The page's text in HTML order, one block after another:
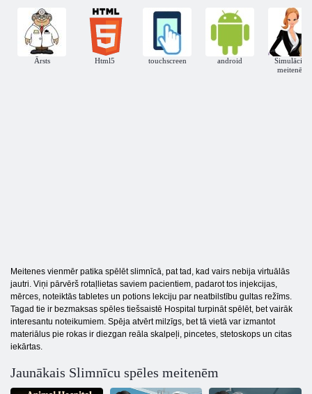
Ārsts Html5 touchscreen android
Simulācijas
meitenēm
Meitenes vienmēr patika spēlēt slimnīcā, pat tad, kad vairs nebija virtuālās
jautri. Viņi pārvērš rotaļlietas saviem pacientiem, padarot tos injekcijas,
mērces, noteiktās tabletes un potions lekciju par neatbilstību gultas režīms.
Tagad tie ir bezmaksas spēles tiešsaistē Hospital turpināt spēlēt, bet vairāk
interesantu noteikumiem. Spēja atvērt milzīgs, bet tā vietā var izmantot
materiālus pie rokas ir diezgan reāla skalpeļi, pincetes, stetoskops un citas
iekārtas.
Jaunākais Slimnīcu spēles meitenēm